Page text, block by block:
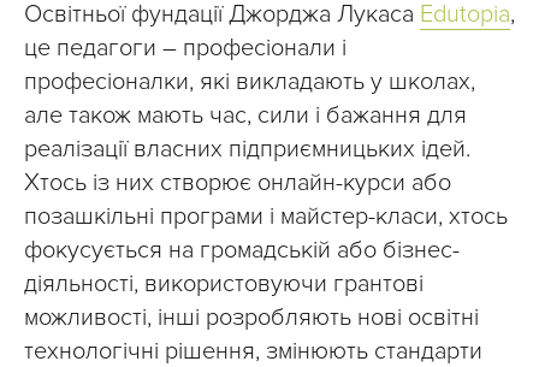
Освітньої фундації Джорджа Лукаса Edutopia,
це педагоги – професіонали і
професіоналки, які викладають у школах,
але також мають час, сили і бажання для
реалізації власних підприємницьких ідей.
Хтось із них створює онлайн-курси або
позашкільні програми і майстер-класи, хтось
фокусується на громадській або бізнес-
діяльності, використовуючи грантові
можливості, інші розробляють нові освітні
технологічні рішення, змінюють стандарти